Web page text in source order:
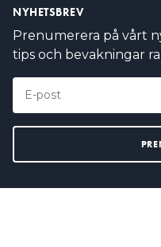
NYHETSBREV
Prenumerera på vårt
tips och bevakningar